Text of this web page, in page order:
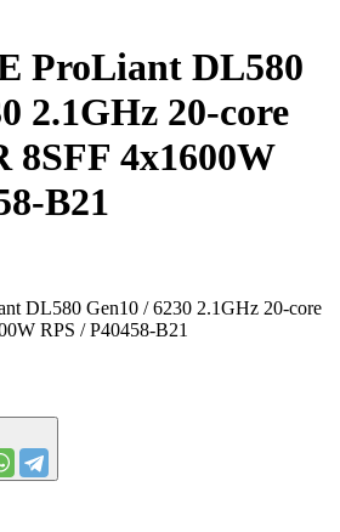
ProLiant DL580
2.1GHz 20-core
8SFF 4x1600W
B21
DL580 Gen10 / 6230 2.1GHz 20-core
RPS / P40458-B21